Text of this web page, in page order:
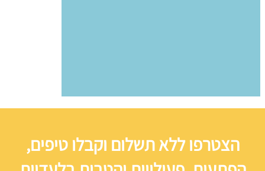
הצטרפו ללא תשלום וקבלו טיפים,